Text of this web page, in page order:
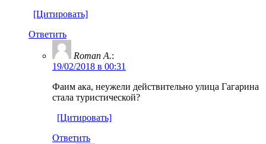
[Цитировать]
Ответить
Roman A.:
19/02/2018 в 00:31
Фаим ака, неужели действительно улица Гагарина
стала туристической?
[Цитировать]
Ответить